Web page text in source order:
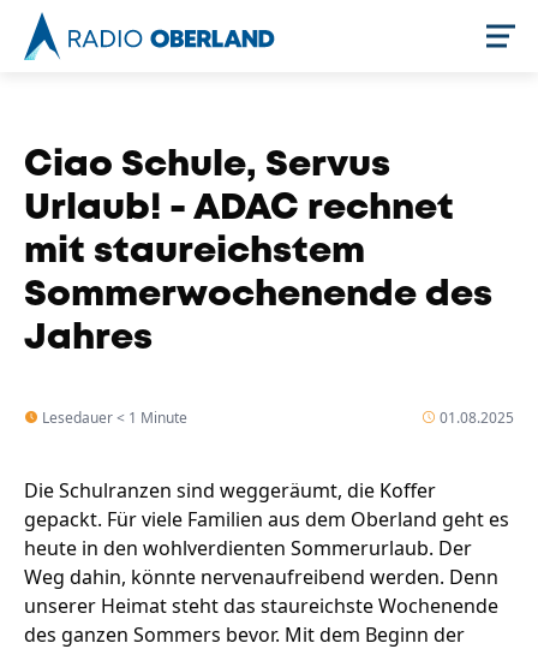
Newsreader
Stellenangebote
Ciao Schule, Servus
Urlaub! - ADAC rechnet
mit staureichstem
Sommerwochenende des
Jahres
Lesedauer < 1 Minute 01.08.2025
Die Schulranzen sind weggeräumt, die Koffer
gepackt. Für viele Familien aus dem Oberland geht es
heute in den wohlverdienten Sommerurlaub. Der
Weg dahin, könnte nervenaufreibend werden. Denn
unserer Heimat steht das staureichste Wochenende
des ganzen Sommers bevor. Mit dem Beginn der